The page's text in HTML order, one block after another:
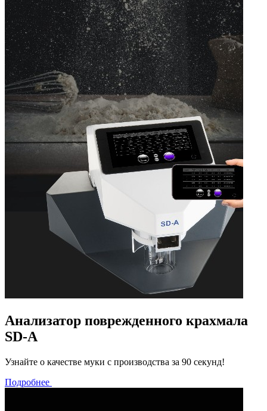
Анализатор поврежденного крахмала
SD-A
Узнайте о качестве муки с производства за 90 секунд!
Подробнее